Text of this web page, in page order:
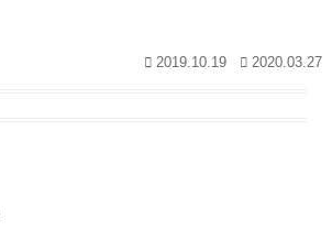
2019.10.19 2020.03.27